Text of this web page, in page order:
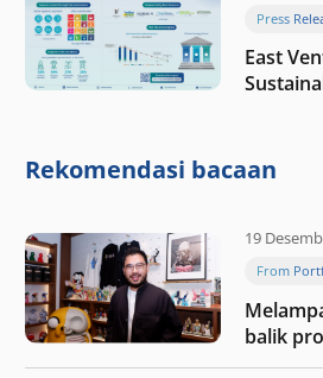
Press
East
nilai
Rekomendasi bacaan
19
From
balik
Jaxx